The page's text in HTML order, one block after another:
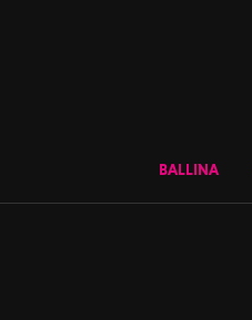
BALLINA